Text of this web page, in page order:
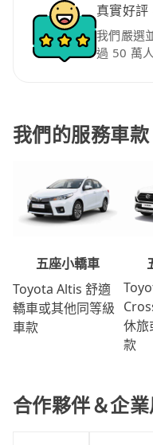
真實好評
我們嚴選
過 50 萬
我們的服務車款
五座小轎車
Toyota Altis 舒適
轎車或其他同等級
車款
休旅
款
合作夥伴＆企業